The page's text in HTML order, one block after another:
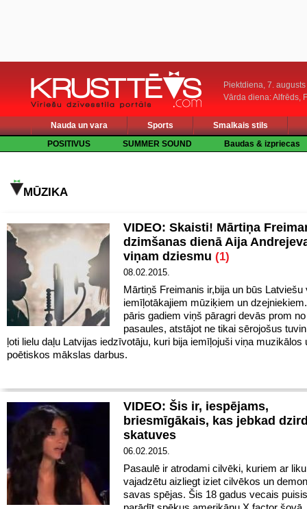
Piektdiena, 7. augusts
Vārda diena: Alfrēds,
Nauda un vara Sports
Smalkais stils
POSITIVUS
SUMMER SOUND Baudas & izpriecas
MŪZIKA
VIDEO: Skaisti! Mārtiņa
dzimšanas dienā Aija
viņam dziesmu (1)
08.02.2015.
Mārtiņš Freimanis ir,bija un būs Latviešu
iemīļotākajiem mūziķiem un
pāris gadiem viņš pāragri devās prom
pasaules, atstājot ne tikai sērojošus
ļoti lielu daļu Latvijas iedzīvotāju, kuri bija iemīļojuši viņa muzikālos
poētiskos mākslas darbus.
VIDEO: Šis ir, iespējams,
briesmīgākais, kas jebkad
skatuves
06.02.2015.
Pasaulē ir atrodami cilvēki, kuriem ar
vajadzētu aizliegt iziet cilvēkos un
savas spējas. Šis 18 gadus vecais